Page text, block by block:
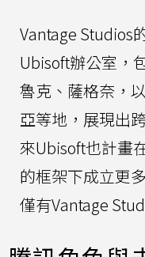
Vantage Studios
Ubisoft辦公室，
魯克、薩格奈，
亞等地，展現出
來Ubisoft也計畫
的框架下成立更
僅有Vantage